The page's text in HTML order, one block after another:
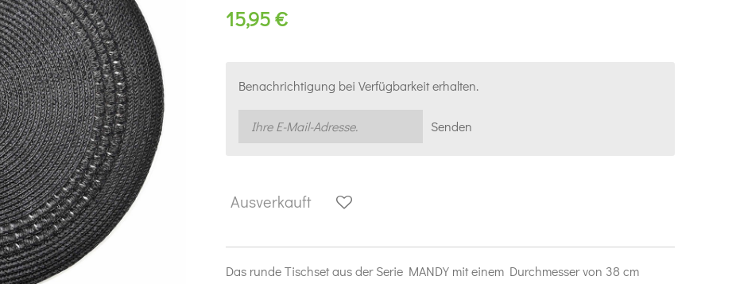
15,95 €
Benachrichtigung bei Verfügbarkeit erhalten.
Senden
Ausverkauft
Das runde Tischset aus der Serie MANDY mit einem Durchmesser von 38 cm